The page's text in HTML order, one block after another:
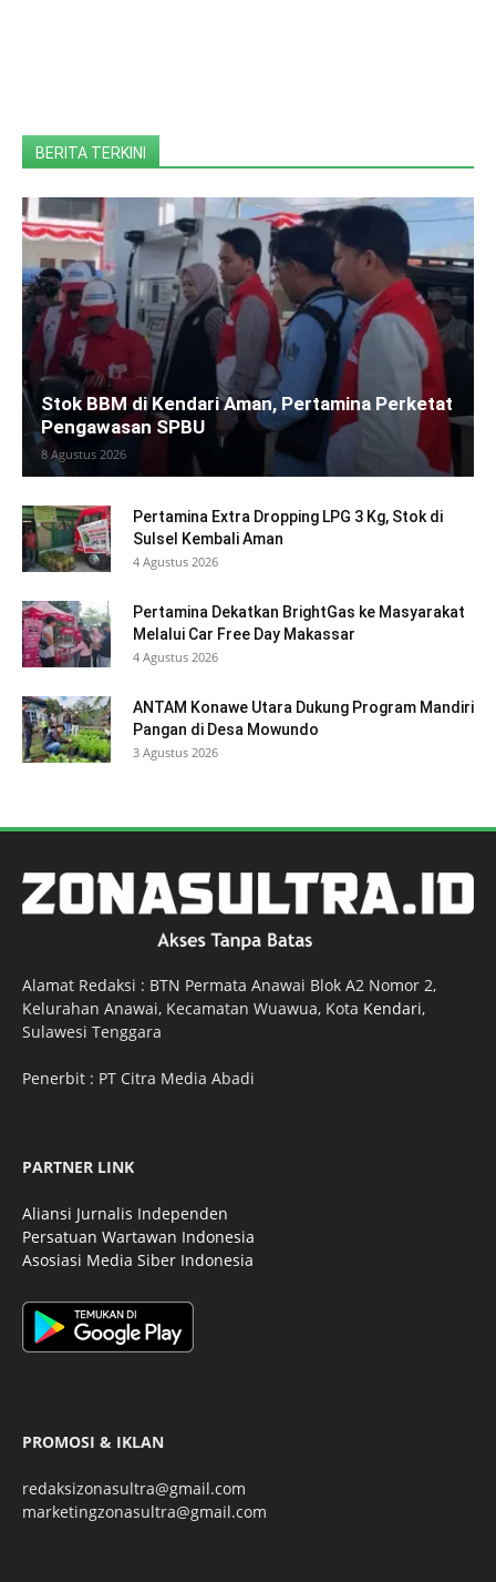
BERITA TERKINI
Stok BBM di Kendari Aman, Pertamina Perketat
Pengawasan SPBU
8 Agustus 2026
Pertamina Extra Dropping LPG 3 Kg, Stok di
Sulsel Kembali Aman
4 Agustus 2026
Pertamina Dekatkan BrightGas ke Masyarakat
Melalui Car Free Day Makassar
4 Agustus 2026
ANTAM Konawe Utara Dukung Program Mandiri
Pangan di Desa Mowundo
3 Agustus 2026
Alamat Redaksi : BTN Permata Anawai Blok A2 Nomor 2,
Kelurahan Anawai, Kecamatan Wuawua, Kota Kendari,
Sulawesi Tenggara
Penerbit : PT Citra Media Abadi
PARTNER LINK
Aliansi Jurnalis Independen
Persatuan Wartawan Indonesia
Asosiasi Media Siber Indonesia
PROMOSI & IKLAN
redaksizonasultra@gmail.com
marketingzonasultra@gmail.com